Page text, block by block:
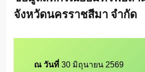
จังหวัดนครราชสีมา จำกัด
ณ วันที่ 30 มิถุนายน 2569